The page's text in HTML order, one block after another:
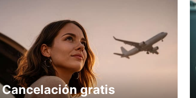
Cancelación gratis